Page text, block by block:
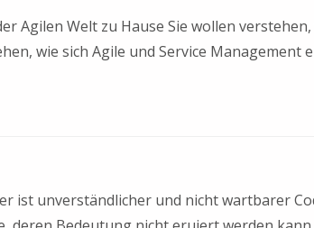
Agilen Welt zu Hause Sie wollen
wie sich Agile und Service
ist unverständlicher und nicht wartbarer